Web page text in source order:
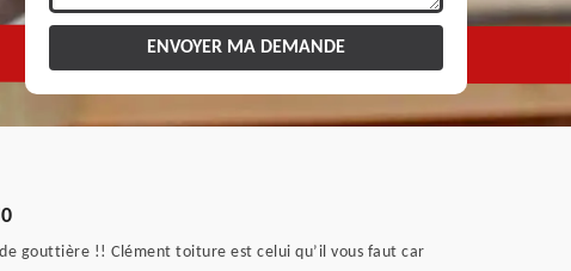
gouttière !! Clément toiture est celui qu’il vous faut car